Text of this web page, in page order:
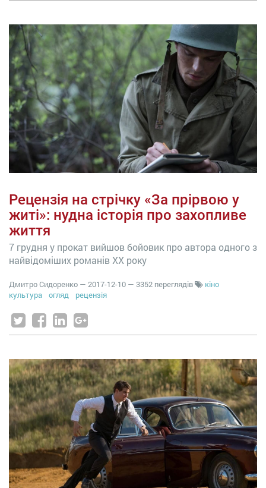
Рецензія на стрічку «За прірвою у
житі»: нудна історія про захопливе
життя
7 грудня у прокат вийшов бойовик про автора одного з
найвідоміших романів ХХ року
Дмитро Сидоренко — 2017-12-10 — 3352 переглядів
кіно
культура
огляд рецензія